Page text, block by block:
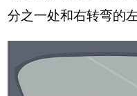
分之一处和右转弯的